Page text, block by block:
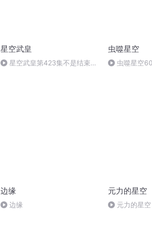
星空武皇
星空武皇第423集不是结束的
虫噬星空
虫噬星空
边缘
边缘
元力的星空
元力的星